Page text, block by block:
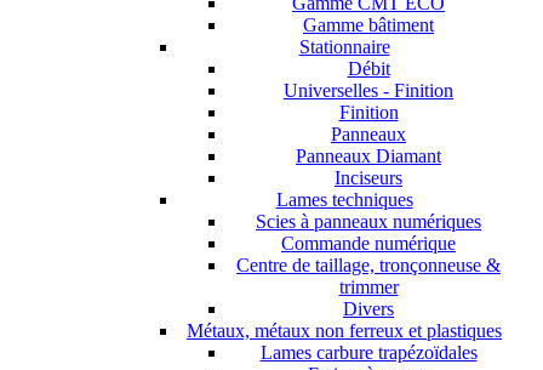
Gamme bâtiment
Stationnaire
Débit
Universelles - Finition
Finition
Panneaux
Panneaux Diamant
Inciseurs
Lames techniques
Scies à panneaux numériques
Commande numérique
Centre de taillage, tronçonneuse &
trimmer
Divers
Métaux, métaux non ferreux et plastiques
Lames carbure trapézoïdales